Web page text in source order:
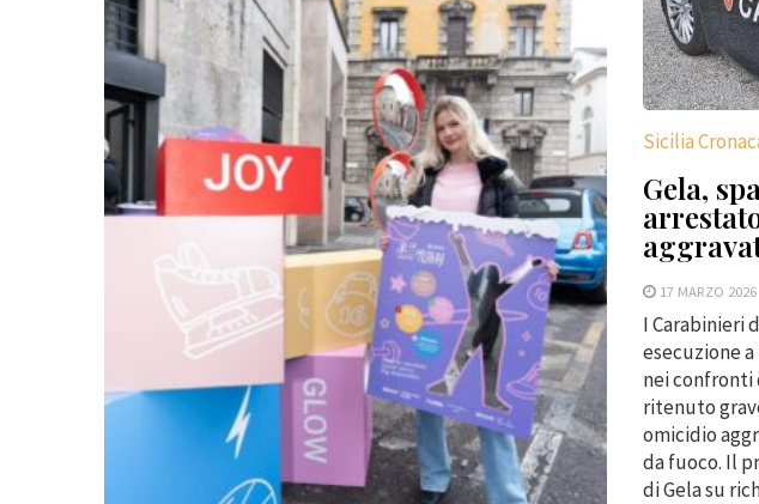
Sicilia
Gela,
17 MARZO 2026
I Carabinieri
esecuzione
nei confronti
ritenuto
omicidio
da fuoco. Il
di Gela su